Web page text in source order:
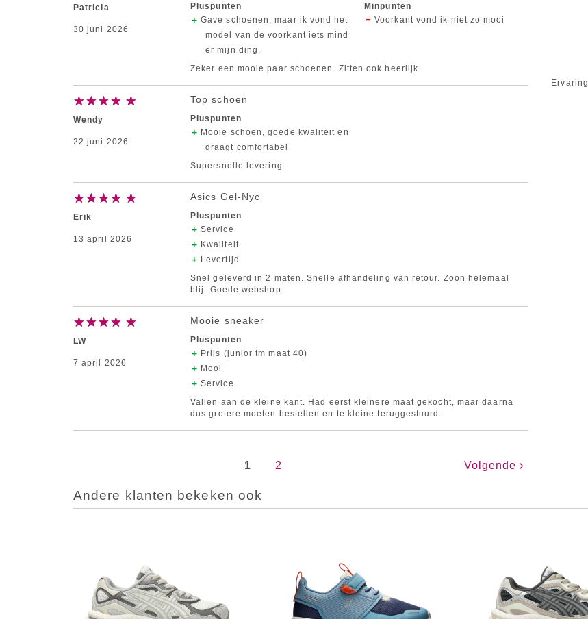
Patricia
30 juni 2026
Pluspunten
Gave schoenen, maar ik vond het
model van de voorkant iets mind
er mijn ding.
Minpunten
Voorkant vond ik niet zo mooi
Zeker een mooie paar schoenen. Zitten ook heerlijk.
Wendy
22 juni 2026
Top schoen
Pluspunten
Mooie schoen, goede kwaliteit en
draagt comfortabel
Supersnelle levering
Erik
13 april 2026
Asics Gel-Nyc
Pluspunten
Service
Kwaliteit
Levertijd
Snel geleverd in 2 maten. Snelle afhandeling van retour. Zoon helemaal
blij. Goede webshop.
LW
7 april 2026
Mooie sneaker
Pluspunten
Prijs (junior tm maat 40)
Mooi
Service
Vallen aan de kleine kant. Had eerst kleinere maat gekocht, maar daarna
dus grotere moeten bestellen en te kleine teruggestuurd.
1 2 Volgende
Ervaring
Andere klanten bekeken ook